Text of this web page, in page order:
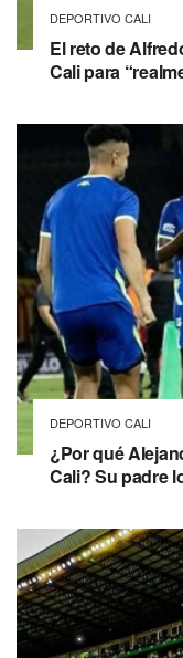
DEPORTIVO CALI
El reto de
Cali para
DEPORTIVO CALI
¿Por qué
Cali? Su padre